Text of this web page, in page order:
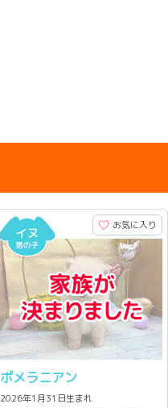
お気に入り
ポメラニアン
2026年1月31日生まれ